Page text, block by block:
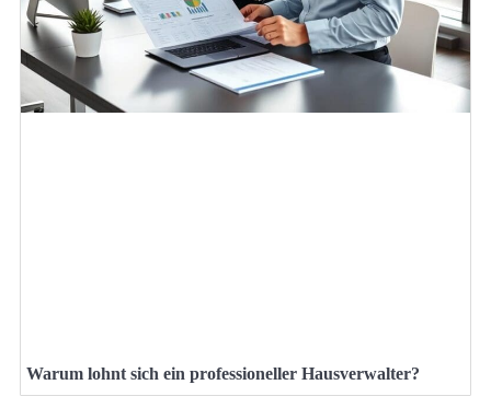
Warum lohnt sich ein professioneller Hausverwalter?